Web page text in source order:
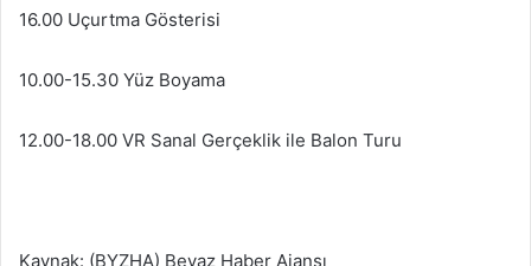
16.00 Uçurtma Gösterisi
10.00-15.30 Yüz Boyama
12.00-18.00 VR Sanal Gerçeklik ile Balon Turu
Kaynak: (BYZHA) Beyaz Haber Ajansı